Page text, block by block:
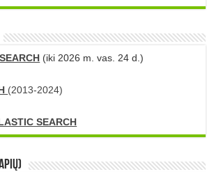
(iki 2026 m. vas. 24 d.)
(2013-2024)
SEARCH